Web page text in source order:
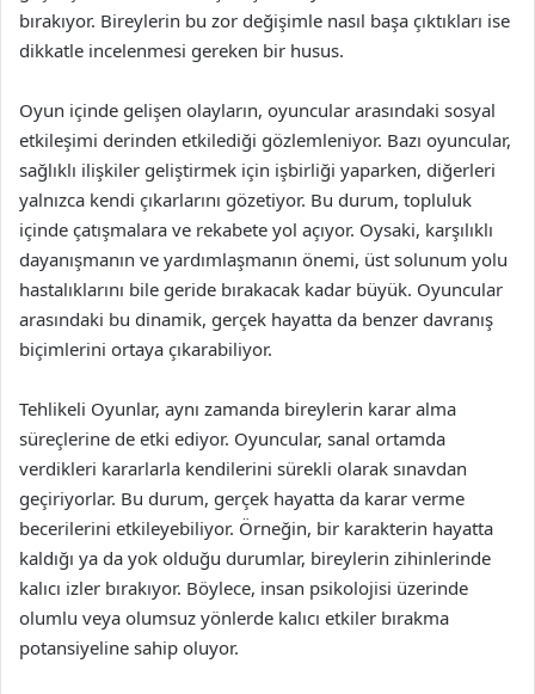
bırakıyor. Bireylerin bu zor değişimle nasıl başa çıktıkları ise
dikkatle incelenmesi gereken bir husus.
Oyun içinde gelişen olayların, oyuncular arasındaki sosyal
etkileşimi derinden etkilediği gözlemleniyor. Bazı oyuncular,
sağlıklı ilişkiler geliştirmek için işbirliği yaparken, diğerleri
yalnızca kendi çıkarlarını gözetiyor. Bu durum, topluluk
içinde çatışmalara ve rekabete yol açıyor. Oysaki, karşılıklı
dayanışmanın ve yardımlaşmanın önemi, üst solunum yolu
hastalıklarını bile geride bırakacak kadar büyük. Oyuncular
arasındaki bu dinamik, gerçek hayatta da benzer davranış
biçimlerini ortaya çıkarabiliyor.
Tehlikeli Oyunlar, aynı zamanda bireylerin karar alma
süreçlerine de etki ediyor. Oyuncular, sanal ortamda
verdikleri kararlarla kendilerini sürekli olarak sınavdan
geçiriyorlar. Bu durum, gerçek hayatta da karar verme
becerilerini etkileyebiliyor. Örneğin, bir karakterin hayatta
kaldığı ya da yok olduğu durumlar, bireylerin zihinlerinde
kalıcı izler bırakıyor. Böylece, insan psikolojisi üzerinde
olumlu veya olumsuz yönlerde kalıcı etkiler bırakma
potansiyeline sahip oluyor.